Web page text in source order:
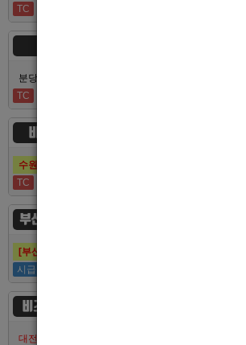
TC
분당호빠 숨에서 가족처럼 함께일할 알바 분들을 모십
TC
비스트
수원호빠 비스트 인증업소에서 알바 선수 구인합니다
TC
부산 퍼스트
시급
비즈니스
대전호빠 최고의 팀 브라더에서 선수 추가모집합니다!